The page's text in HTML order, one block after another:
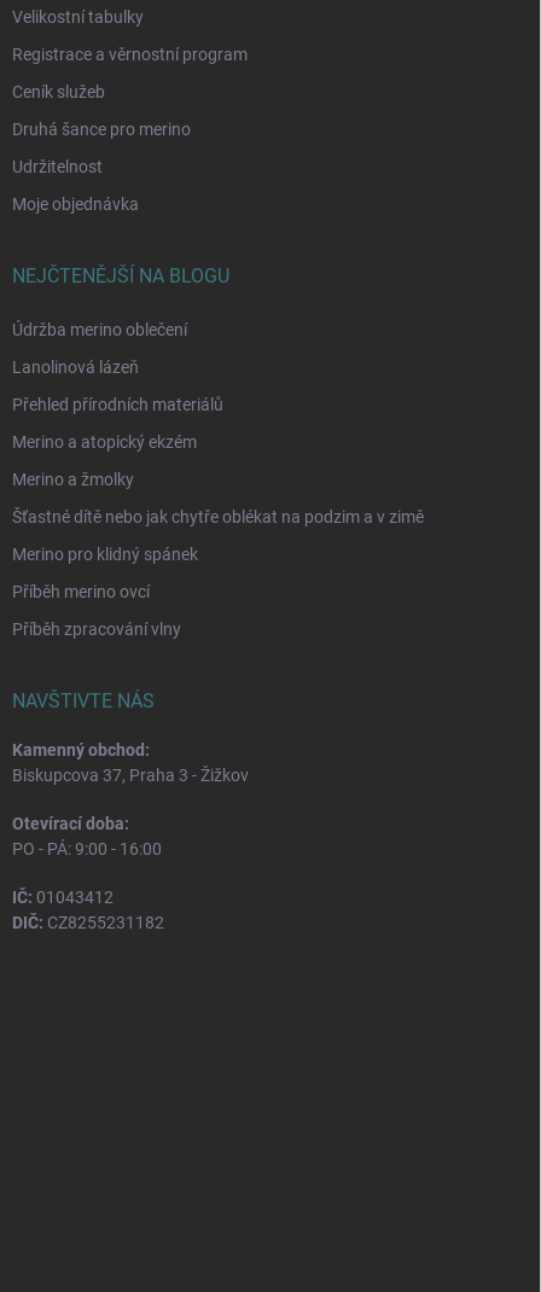
Velikostní tabulky
Registrace a věrnostní program
Ceník služeb
Druhá šance pro merino
Udržitelnost
Moje objednávka
NEJČTENĚJŠÍ NA BLOGU
Údržba merino oblečení
Lanolinová lázeň
Přehled přírodních materiálů
Merino a atopický ekzém
Merino a žmolky
Šťastné dítě nebo jak chytře oblékat na podzim a v zimě
Merino pro klidný spánek
Příběh merino ovcí
Příběh zpracování vlny
NAVŠTIVTE NÁS
Kamenný obchod:
Biskupcova 37, Praha 3 - Žižkov
Otevírací doba:
PO - PÁ: 9:00 - 16:00
IČ: 01043412
DIČ: CZ8255231182